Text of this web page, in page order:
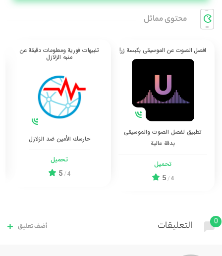
محتوی مماثل
افصل الصوت عن الموسيقى بكبسة زر!
تطبيق لفصل الصوت والموسيقى
بدقة عالية
تحميل
4
/
5
تنبيهات فورية ومعلومات دقيقة عن
منبه الزلازل
حارسك الأمين ضد الزلازل
تحميل
4
/
5
0 التعليقات أضف تعليق